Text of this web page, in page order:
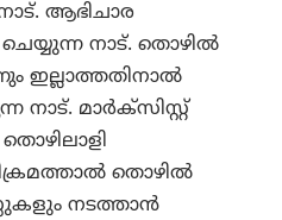
ആഭിചാര
നാട്. തൊഴിൽ
ഇല്ലാത്തതിനാൽ
നാട്. മാർക്സിസ്റ്റ്
തൊഴിൽ
നടത്താൻ